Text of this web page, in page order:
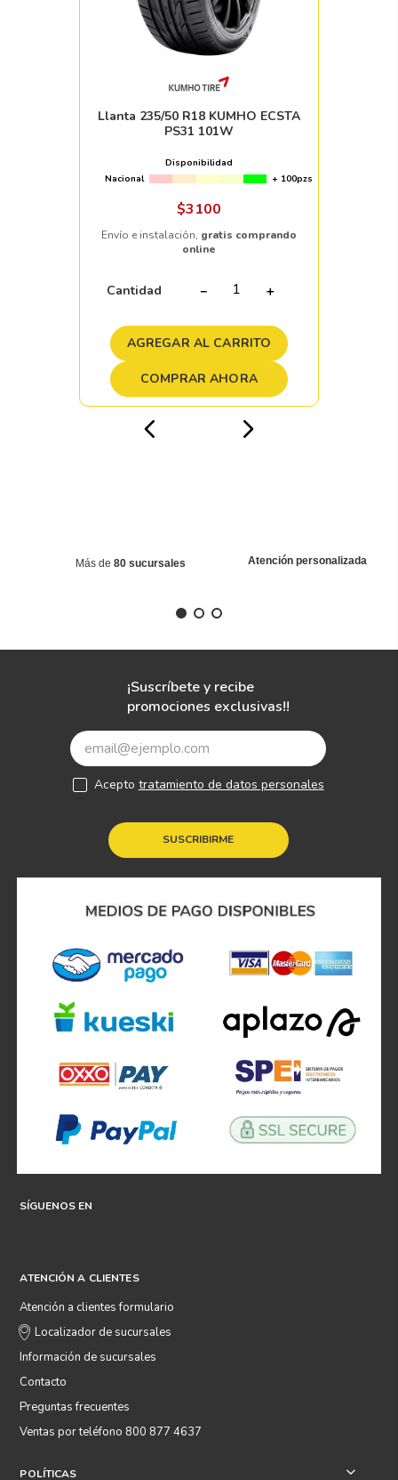
Llanta 235/50 R18 KUMHO ECSTA
PS31 101W
Disponibilidad
Nacional
+ 100pzs
$3100
Envío e instalación, gratis comprando
online
Cantidad ＋
－
AGREGAR AL CARRITO
COMPRAR AHORA
Más de 80 sucursales Atención personalizada
¡Suscríbete y recibe
promociones exclusivas!!
SUSCRIBIRME
Acepto tratamiento de datos personales
SÍGUENOS EN
ATENCIÓN A CLIENTES
Atención a clientes formulario
Localizador de sucursales
Información de sucursales
Contacto
Preguntas frecuentes
Ventas por teléfono 800 877 4637
POLÍTICAS +